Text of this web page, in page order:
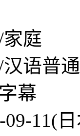
庭
普通
幕
11(